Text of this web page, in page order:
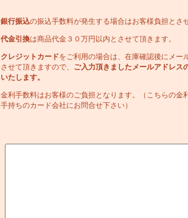
銀行振込の振込手数料が発生する場合はお客様負担とさ
代金引換は商品代金３０万円以内とさせて頂きます。
クレジットカードをご利用の場合は、在庫確認後にメー
させて頂きますので、
ご入力頂きましたメールアドレス
いたします。
金利手数料はお客様のご負担となります。（こちらの金
手持ちのカード会社にお問合せ下さい）